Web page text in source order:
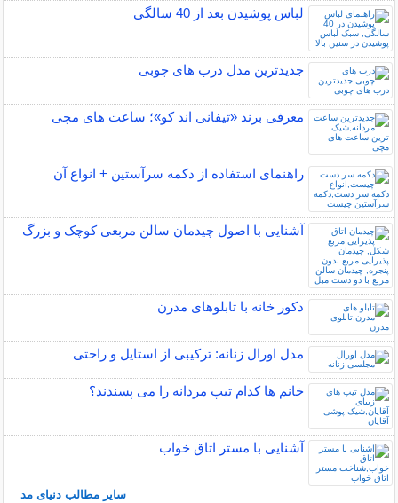
لباس پوشیدن بعد از 40 سالگی
جدیدترین مدل درب های چوبی
معرفی برند «تیفانی اند کو»؛ ساعت های مچی
راهنمای استفاده از دکمه سرآستین + انواع آن
آشنایی با اصول چیدمان سالن مربعی کوچک و بزرگ
دکور خانه با تابلوهای مدرن
مدل اورال زنانه: ترکیبی از استایل و راحتی
خانم ها کدام تیپ مردانه را می پسندند؟
آشنایی با مستر اتاق خواب
سایر مطالب دنیای مد